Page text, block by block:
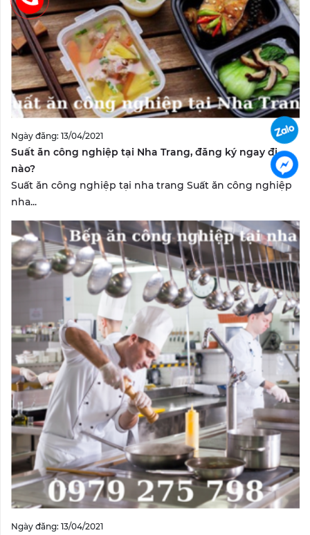
Ngày đăng: 13/04/2021
Suất ăn công nghiệp tại Nha Trang, đăng ký ngay đi
nào?
Suất ăn công nghiệp tại nha trang Suất ăn công nghiệp
nha...
Ngày đăng: 13/04/2021